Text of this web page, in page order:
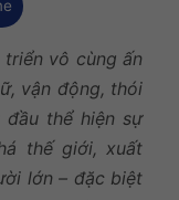
triển vô cùng ấn
vận động, thói
thể hiện sự
thế giới, xuất
lớn – đặc biệt